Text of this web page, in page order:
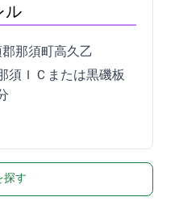
ル
須町高久乙1863-52
須ＩＣまたは黒磯板
探す